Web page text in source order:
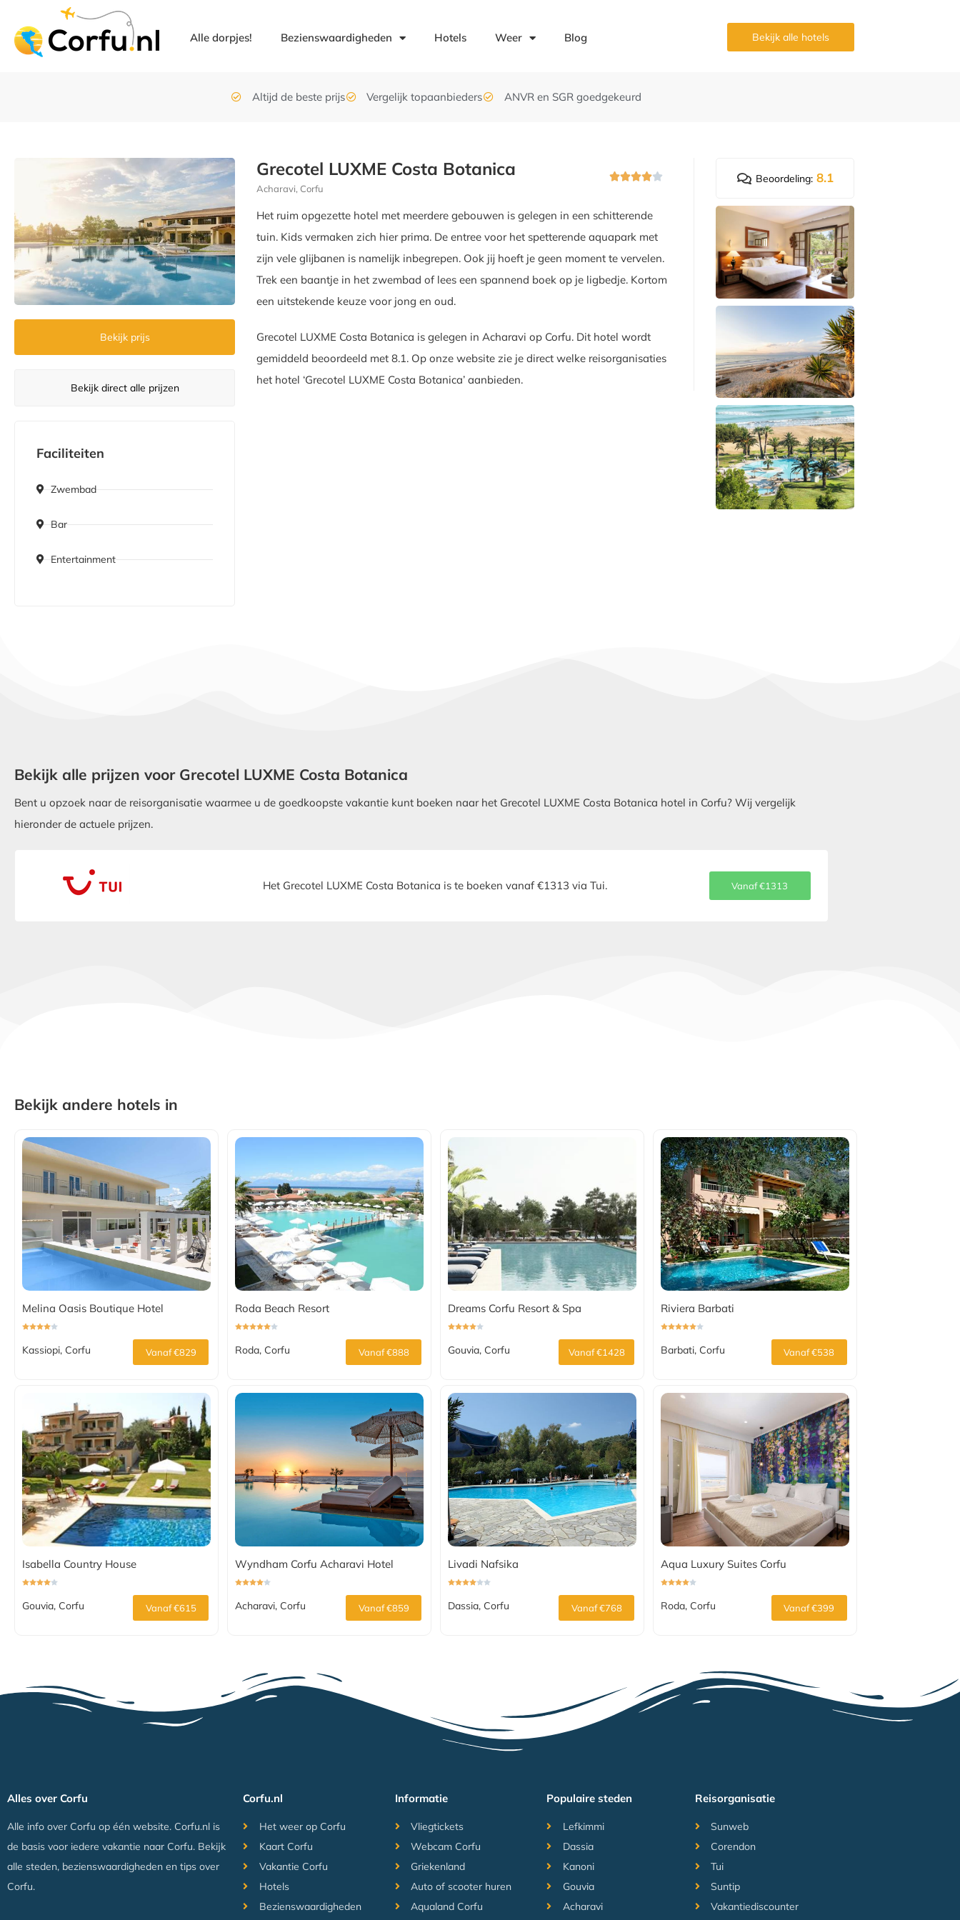
Alle dorpjes! Bezienswaardigheden Hotels Weer Blog Bekijk alle hotels
Altijd de beste prijs Vergelijk topaanbieders ANVR en SGR goedgekeurd
Bekijk prijs
Bekijk direct alle prijzen
Faciliteiten
Zwembad
Bar
Entertainment
Grecotel LUXME Costa Botanica
Acharavi, Corfu

Het ruim opgezette hotel met meerdere gebouwen is gelegen in een schitterende
tuin. Kids vermaken zich hier prima. De entree voor het spetterende aquapark met
zijn vele glijbanen is namelijk inbegrepen. Ook jij hoeft je geen moment te vervelen.
Trek een baantje in het zwembad of lees een spannend boek op je ligbedje. Kortom
een uitstekende keuze voor jong en oud.
Grecotel LUXME Costa Botanica is gelegen in Acharavi op Corfu. Dit hotel wordt
gemiddeld beoordeeld met 8.1. Op onze website zie je direct welke reisorganisaties
het hotel ‘Grecotel LUXME Costa Botanica’ aanbieden.
Beoordeling: 8.1
Bekijk alle prijzen voor Grecotel LUXME Costa Botanica
Bent u opzoek naar de reisorganisatie waarmee u de goedkoopste vakantie kunt boeken naar het Grecotel LUXME Costa Botanica hotel in Corfu? Wij vergelijk
hieronder de actuele prijzen.
Het Grecotel LUXME Costa Botanica is te boeken vanaf €1313 via Tui. Vanaf €1313
Bekijk andere hotels in
Melina Oasis Boutique Hotel
Kassiopi, Corfu Vanaf €829
Roda Beach Resort
Roda, Corfu Vanaf €888
Dreams Corfu Resort & Spa
Gouvia, Corfu Vanaf €1428
Riviera Barbati
Barbati, Corfu Vanaf €538
Isabella Country House
Gouvia, Corfu Vanaf €615
Wyndham Corfu Acharavi Hotel
Acharavi, Corfu Vanaf €859
Livadi Nafsika
Dassia, Corfu Vanaf €768
Aqua Luxury Suites Corfu
Roda, Corfu Vanaf €399
Alles over Corfu
Alle info over Corfu op één website. Corfu.nl is
de basis voor iedere vakantie naar Corfu. Bekijk
alle steden, bezienswaardigheden en tips over
Corfu.
Corfu.nl
Het weer op Corfu
Kaart Corfu
Vakantie Corfu
Hotels
Bezienswaardigheden
Informatie
Vliegtickets
Webcam Corfu
Griekenland
Auto of scooter huren
Aqualand Corfu
Populaire steden
Lefkimmi
Dassia
Kanoni
Gouvia
Acharavi
Reisorganisatie
Sunweb
Corendon
Tui
Suntip
Vakantiediscounter